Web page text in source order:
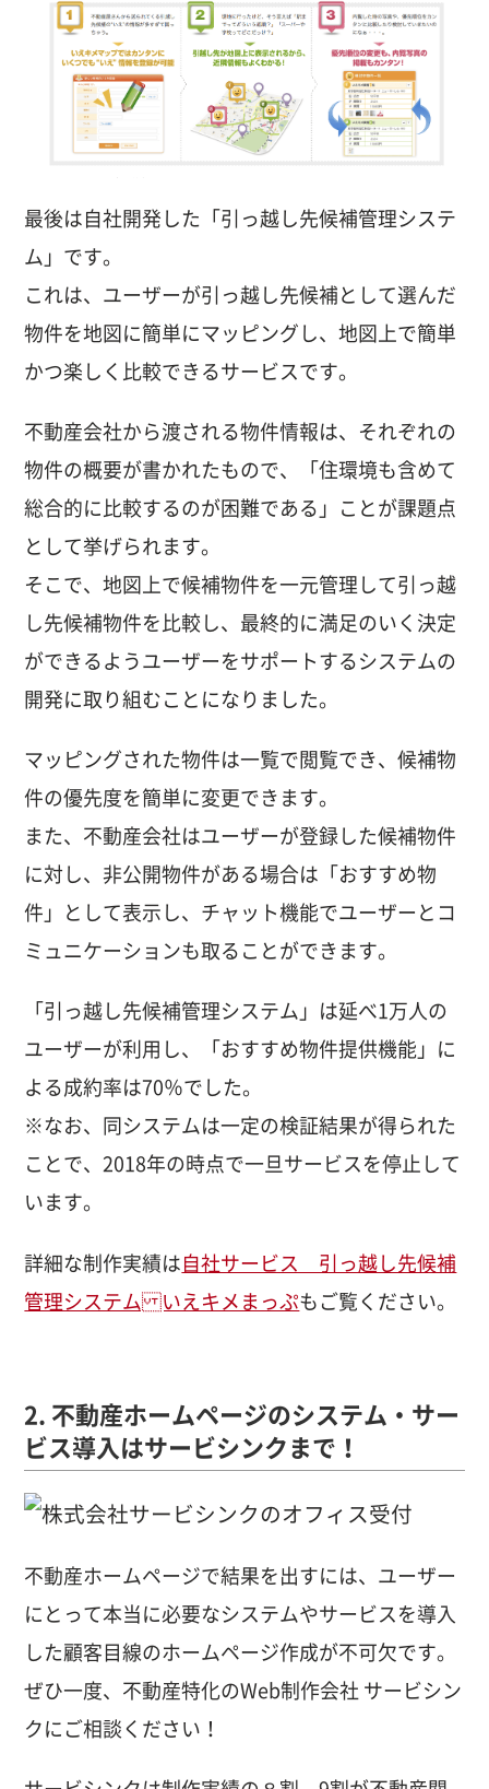
最後は自社開発した「引っ越し先候補管理システ
ム」です。
これは、ユーザーが引っ越し先候補として選んだ
物件を地図に簡単にマッピングし、地図上で簡単
かつ楽しく比較できるサービスです。
不動産会社から渡される物件情報は、それぞれの
物件の概要が書かれたもので、「住環境も含めて
総合的に比較するのが困難である」ことが課題点
として挙げられます。
そこで、地図上で候補物件を一元管理して引っ越
し先候補物件を比較し、最終的に満足のいく決定
ができるようユーザーをサポートするシステムの
開発に取り組むことになりました。
マッピングされた物件は一覧で閲覧でき、候補物
件の優先度を簡単に変更できます。
また、不動産会社はユーザーが登録した候補物件
に対し、非公開物件がある場合は「おすすめ物
件」として表示し、チャット機能でユーザーとコ
ミュニケーションも取ることができます。
「引っ越し先候補管理システム」は延べ1万人の
ユーザーが利用し、「おすすめ物件提供機能」に
よる成約率は70％でした。
※なお、同システムは一定の検証結果が得られた
ことで、2018年の時点で一旦サービスを停止して
います。
詳細な制作実績は 自社サービス 引っ越し先候補
管理システム いえキメまっぷもご覧ください。
2. 不動産ホームページのシステム・サー
ビス導入はサービシンクまで！
不動産ホームページで結果を出すには、ユーザー
にとって本当に必要なシステムやサービスを導入
した顧客目線のホームページ作成が不可欠です。
ぜひ一度、不動産特化のWeb制作会社 サービシン
クにご相談ください！